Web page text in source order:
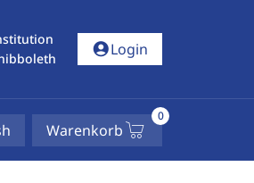
account_circleLogin
Warenkorb
0